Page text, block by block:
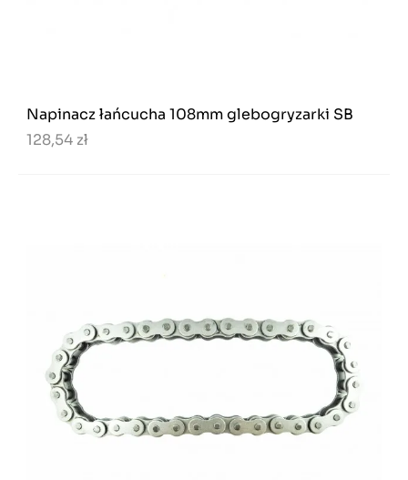
Napinacz łańcucha 108mm glebogryzarki SB
128,54 zł